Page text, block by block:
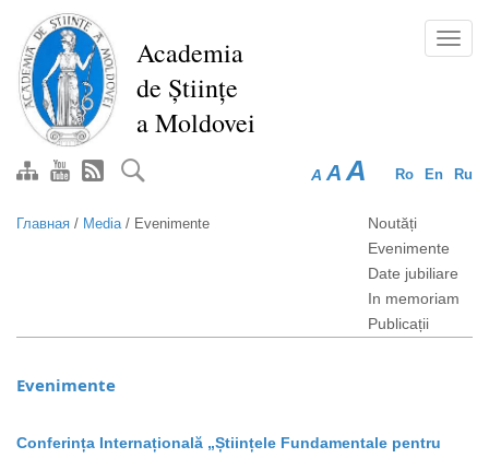
Перейти
основному
содержанию
Academia
de Științe
a Moldovei
Ro En Ru
A A A
Главная / Media/ Evenimente
Noutăți
Evenimente
Date jubiliare
In memoriam
Publicații
Evenimente
Conferința Internațională „Științele Fundamentale pentru